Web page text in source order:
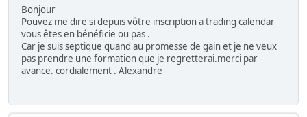
Bonjour
Pouvez me dire si depuis vôtre inscription a trading calendar
vous êtes en bénéficie ou pas .
Car je suis septique quand au promesse de gain et je ne veux
pas prendre une formation que je regretterai.merci par
avance. cordialement . Alexandre